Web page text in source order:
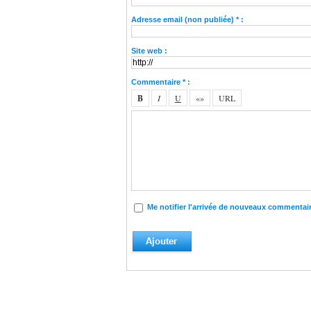
Adresse email (non publiée) * :
Site web :
Commentaire * :
Me notifier l'arrivée de nouveaux